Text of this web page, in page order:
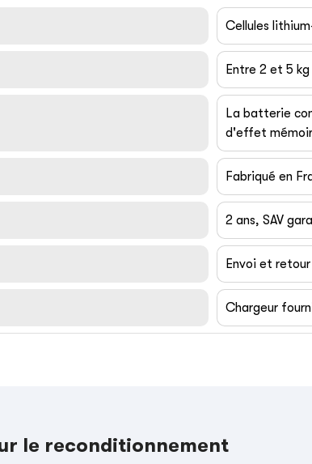
Cellules
Entre 2 et 5
La batterie
d'effet
Fabriqué en
2 ans, SAV
Envoi et
Chargeur
le reconditionnement